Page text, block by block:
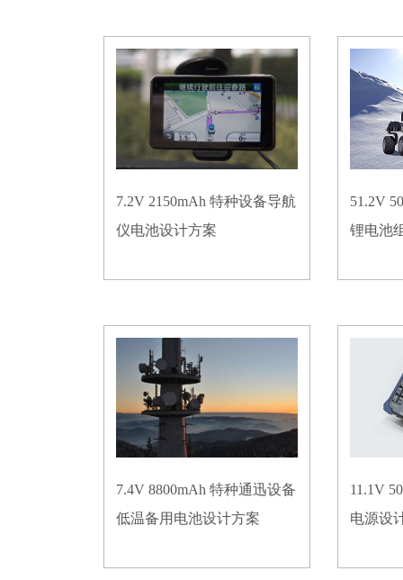
7.2V 2150mAh 特种设备导航
仪电池设计方案
51.2V
锂电池
7.4V 8800mAh 特种通迅设备
低温备用电池设计方案
11.1V
电源设